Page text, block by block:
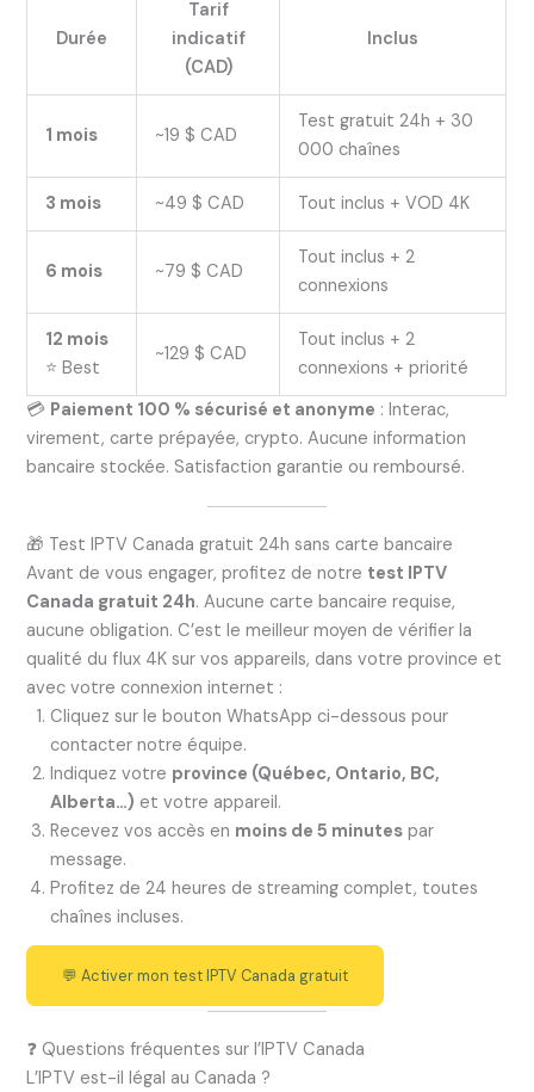
Durée
Tarif
indicatif
(CAD)
Inclus
1 mois ~19 $ CAD
Test gratuit 24h + 30
000 chaînes
3 mois ~49 $ CAD Tout inclus + VOD 4K
6 mois ~79 $ CAD
Tout inclus + 2
connexions
12 mois
⭐ Best
~129 $ CAD
Tout inclus + 2
connexions + priorité
💳 Paiement 100 % sécurisé et anonyme : Interac,
virement, carte prépayée, crypto. Aucune information
bancaire stockée. Satisfaction garantie ou remboursé.
🎁 Test IPTV Canada gratuit 24h sans carte bancaire
Avant de vous engager, profitez de notre test IPTV
Canada gratuit 24h. Aucune carte bancaire requise,
aucune obligation. C’est le meilleur moyen de vérifier la
qualité du flux 4K sur vos appareils, dans votre province et
avec votre connexion internet :
Cliquez sur le bouton WhatsApp ci-dessous pour
contacter notre équipe.
Indiquez votre province (Québec, Ontario, BC,
Alberta…) et votre appareil.
Recevez vos accès en moins de 5 minutes par
message.
Profitez de 24 heures de streaming complet, toutes
chaînes incluses.
💬 Activer mon test IPTV Canada gratuit
❓ Questions fréquentes sur l’IPTV Canada
L’IPTV est-il légal au Canada ?